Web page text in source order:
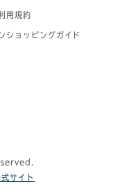
用規約
ショッピングガイド
サイト